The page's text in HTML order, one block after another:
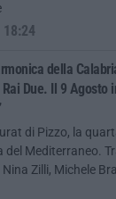
della
Due. Il 9 Agosto
di Pizzo, la
del Mediterraneo.
Zilli, Michele